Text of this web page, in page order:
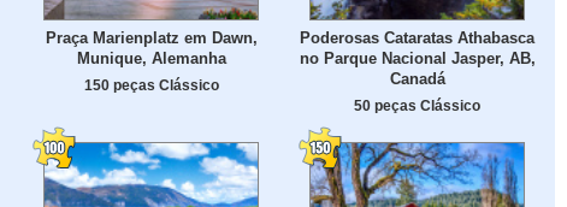
Praça Marienplatz em Dawn,
Munique, Alemanha
150 peças Clássico
Poderosas Cataratas Athabasca
no Parque Nacional Jasper, AB,
Canadá
50 peças Clássico